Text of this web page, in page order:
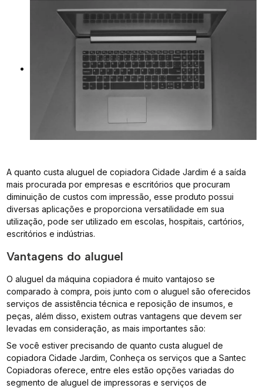
A quanto custa aluguel de copiadora Cidade Jardim é a saída
mais procurada por empresas e escritórios que procuram
diminuição de custos com impressão, esse produto possui
diversas aplicações e proporciona versatilidade em sua
utilização, pode ser utilizado em escolas, hospitais, cartórios,
escritórios e indústrias.
Vantagens do aluguel
O aluguel da máquina copiadora é muito vantajoso se
comparado à compra, pois junto com o aluguel são oferecidos
serviços de assistência técnica e reposição de insumos, e
peças, além disso, existem outras vantagens que devem ser
levadas em consideração, as mais importantes são:
Se você estiver precisando de quanto custa aluguel de
copiadora Cidade Jardim, Conheça os serviços que a Santec
Copiadoras oferece, entre eles estão opções variadas do
segmento de aluguel de impressoras e serviços de